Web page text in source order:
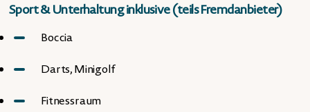
Sport & Unterhaltung inklusive (teils Fremdanbieter)
Boccia
Darts, Minigolf
Fitnessraum